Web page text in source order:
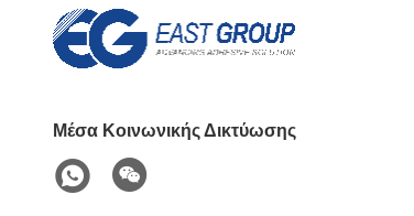
Μέσα Κοινωνικής Δικτύωσης